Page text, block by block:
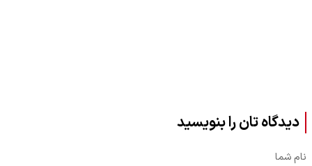
دیدگاه تان را بنویسید
نام شما